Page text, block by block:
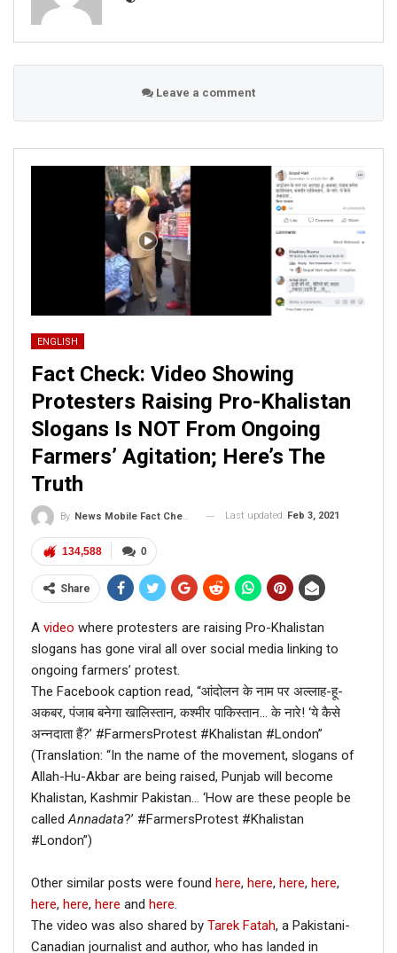
Leave a comment
ENGLISH
Fact Check: Video Showing
Protesters Raising Pro-Khalistan
Slogans Is NOT From Ongoing
Farmers’ Agitation; Here’s The
Truth
By News Mobile Fact Check Bureau Last updated Feb 3, 2021
0
134,588
Share
A video where protesters are raising Pro-Khalistan
slogans has gone viral all over social media linking to
ongoing farmers’ protest.
The Facebook caption read, “आंदोलन के नाम पर अल्लाह-हू-
अकबर, पंजाब बनेगा खालिस्तान, कश्मीर पाकिस्तान… के नारे! ‘ये कैसे
अन्नदाता हैं?’ #FarmersProtest #Khalistan #London”
(Translation: “In the name of the movement, slogans of
Allah-Hu-Akbar are being raised, Punjab will become
Khalistan, Kashmir Pakistan… ‘How are these people be
called Annadata?’ #FarmersProtest #Khalistan
#London”)
Other similar posts were found here, here, here, here,
here, here, here and here
The video was also shared by Tarek Fatah, a Pakistani-
Canadian journalist and author, who has landed in